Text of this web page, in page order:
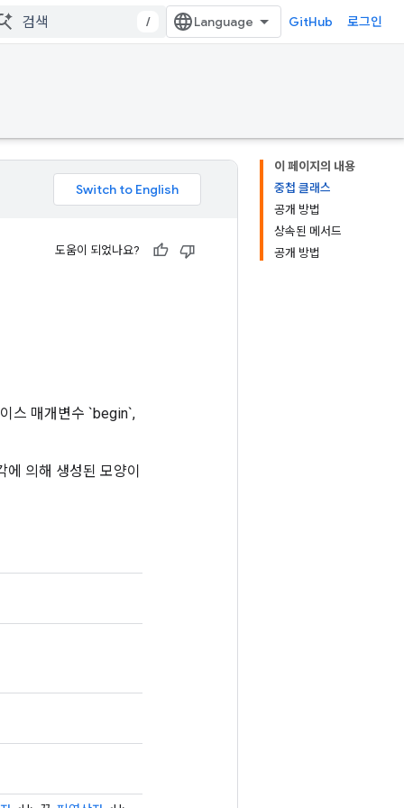
/ GitHub 로그인
이 페이지의 내용
중첩 클래스
공개 방법
상속된 메서드
공개 방법
도움이 되었나요?
스 매개변수 `begin`,
의해 생성된 모양이